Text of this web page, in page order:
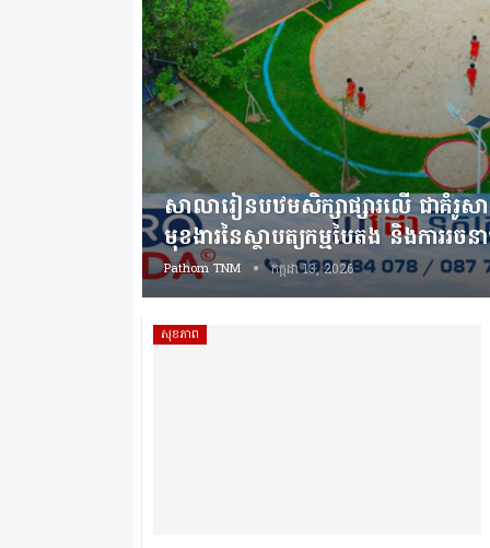
សាលារៀនបឋមសិក្សាផ្សារលើ ជាគំរូស
មុខងារនៃស្ថាបត្យកម្មបៃតង និងការរច
Pathom TNM កក្កដា 13, 2026
សុខភាព